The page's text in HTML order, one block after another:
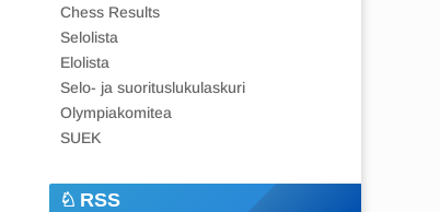
Chess Results
Selolista
Elolista
Selo- ja suorituslukulaskuri
Olympiakomitea
SUEK
RSS